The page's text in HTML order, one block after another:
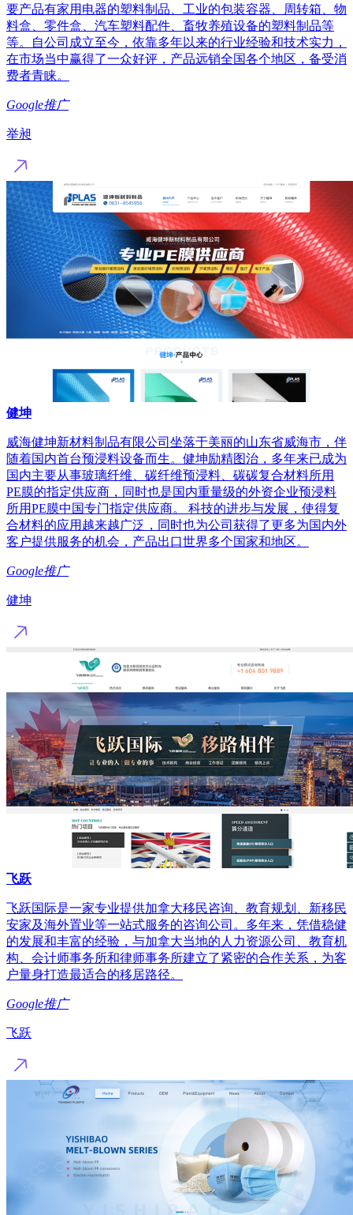
要产品有家用电器的塑料制品、工业的包装容器、周转箱、物
料盒、零件盒、汽车塑料配件、畜牧养殖设备的塑料制品等
等。自公司成立至今，依靠多年以来的行业经验和技术实力，
在市场当中赢得了一众好评，产品远销全国各个地区，备受消
费者青睐。
Google推广
举昶
健坤
威海健坤新材料制品有限公司坐落于美丽的山东省威海市，伴
随着国内首台预浸料设备而生。健坤励精图治，多年来已成为
国内主要从事玻璃纤维、碳纤维预浸料、碳碳复合材料所用
PE膜的指定供应商，同时也是国内重量级的外资企业预浸料
所用PE膜中国专门指定供应商。 科技的进步与发展，使得复
合材料的应用越来越广泛，同时也为公司获得了更多为国内外
客户提供服务的机会，产品出口世界多个国家和地区。
Google推广
健坤
飞跃
飞跃国际是一家专业提供加拿大移民咨询、教育规划、新移民
安家及海外置业等一站式服务的咨询公司。多年来，凭借稳健
的发展和丰富的经验，与加拿大当地的人力资源公司、教育机
构、会计师事务所和律师事务所建立了紧密的合作关系，为客
户量身打造最适合的移居路径。
Google推广
飞跃